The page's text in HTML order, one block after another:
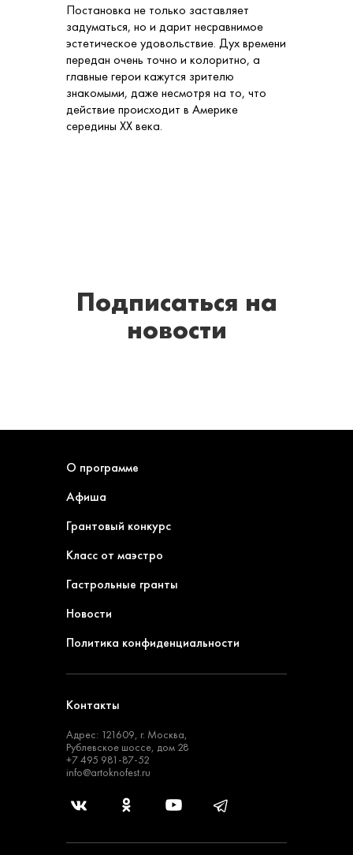
Постановка не только заставляет
задуматься, но и дарит несравнимое
эстетическое удовольствие. Дух времени
передан очень точно и колоритно, а
главные герои кажутся зрителю
знакомыми, даже несмотря на то, что
действие происходит в Америке
середины ХХ века.
Подписаться на
новости
О программе
Афиша
Грантовый конкурс
Класс от маэстро
Гастрольные гранты
Новости
Политика конфиденциальности
Контакты
Адрес: 121609, г. Москва,
Рублевское шоссе, дом 28
+7 495 981-87-52
info@artoknofest.ru